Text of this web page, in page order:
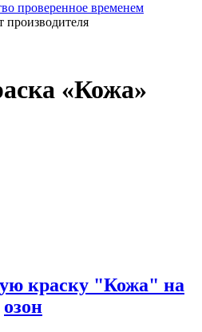
проверенное временем
производителя
«Кожа»
краску "Кожа" на
озон